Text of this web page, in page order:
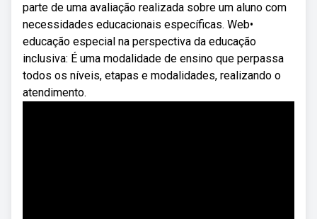
parte de uma avaliação realizada sobre um aluno com
necessidades educacionais específicas. Web•
educação especial na perspectiva da educação
inclusiva: É uma modalidade de ensino que perpassa
todos os níveis, etapas e modalidades, realizando o
atendimento.